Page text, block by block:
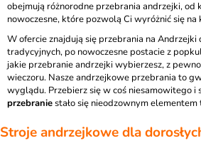
obejmują różnorodne przebrania andrzejki, od
nowoczesne, które pozwolą Ci wyróżnić się na
W ofercie znajdują się przebrania na Andrzejki
tradycyjnych, po nowoczesne postacie z
jakie przebranie andrzejki wybierzesz, z
wieczoru. Nasze andrzejkowe przebrania to
wyglądu. Przebierz się w coś niesamowitego i
przebraniestało się nieodzownym elementem
Stroje andrzejkowe dla